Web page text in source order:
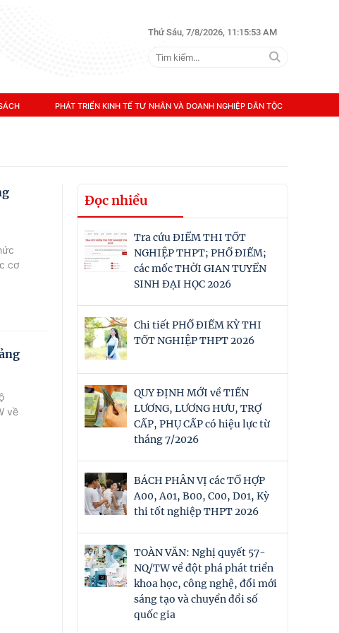
Thứ Sáu, 7/8/2026, 11:15:53 AM
PHÁT TRIỂN KINH TẾ TƯ NHÂN VÀ DOANH NGHIỆP DÂN TỘC
cơ
về
Đọc nhiều
Tra cứu ĐIỂM THI TỐT
NGHIỆP THPT; PHỔ ĐIỂM;
các mốc THỜI GIAN TUYỂN
SINH ĐẠI HỌC 2026
Chi tiết PHỔ ĐIỂM KỲ THI
TỐT NGHIỆP THPT 2026
QUY ĐỊNH MỚI về TIỀN
LƯƠNG, LƯƠNG HƯU, TRỢ
CẤP, PHỤ CẤP có hiệu lực từ
tháng 7/2026
BÁCH PHÂN VỊ các TỔ HỢP
A00, A01, B00, C00, D01, Kỳ
thi tốt nghiệp THPT 2026
TOÀN VĂN: Nghị quyết 57-
NQ/TW về đột phá phát triển
khoa học, công nghệ, đổi mới
sáng tạo và chuyển đổi số
quốc gia